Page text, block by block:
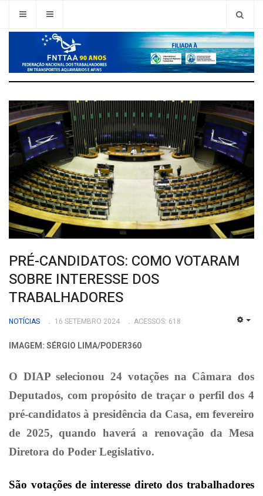
PRÉ-CANDIDATOS: COMO VOTARAM
SOBRE INTERESSE DOS
TRABALHADORES
NOTÍCIAS 16 SETEMBRO 2024 ACESSOS: 618
IMAGEM: SÉRGIO LIMA/PODER360
O DIAP selecionou 24 votações na Câmara dos
Deputados, com propósito de traçar o perfil dos 4
pré-candidatos à presidência da Casa, em fevereiro
de 2025, quando haverá a renovação da Mesa
Diretora do Poder Legislativo.
São votações de interesse direto dos trabalhadores